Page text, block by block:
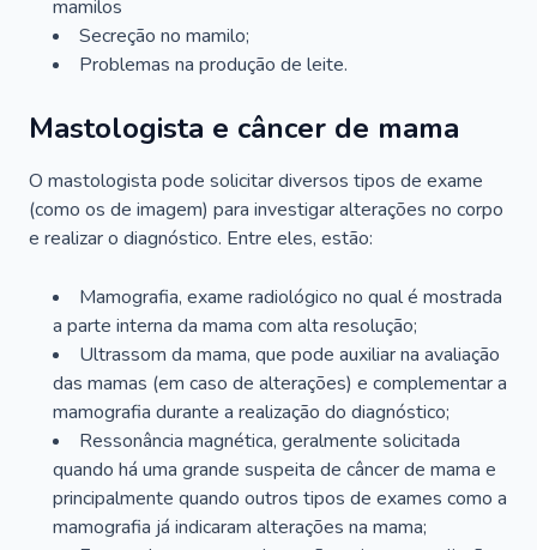
mamilos
Secreção no mamilo;
Problemas na produção de leite.
Mastologista e câncer de mama
O mastologista pode solicitar diversos tipos de exame
(como os de imagem) para investigar alterações no corpo
e realizar o diagnóstico. Entre eles, estão:
Mamografia, exame radiológico no qual é mostrada
a parte interna da mama com alta resolução;
Ultrassom da mama, que pode auxiliar na avaliação
das mamas (em caso de alterações) e complementar a
mamografia durante a realização do diagnóstico;
Ressonância magnética, geralmente solicitada
quando há uma grande suspeita de câncer de mama e
principalmente quando outros tipos de exames como a
mamografia já indicaram alterações na mama;